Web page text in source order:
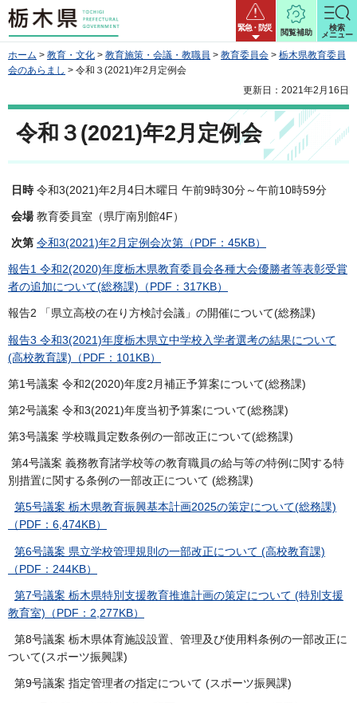
栃木県 緊急・防災
閲覧補助
検索
メニュー
ホーム > 教育・文化 > 教育施策・会議・教職員 > 教育委員会 > 栃木県教育委員
会のあらまし > 令和３(2021)年2月定例会
更新日：2021年2月16日
令和３(2021)年2月定例会
日時令和3(2021)年2月4日木曜日 午前9時30分～午前10時59分
会場教育委員室（県庁南別館4F）
次第 令和3(2021)年2月定例会次第（PDF：45KB）
報告1 令和2(2020)年度栃木県教育委員会各種大会優勝者等表彰受賞
者の追加について(総務課)（PDF：317KB）
報告2 「県立高校の在り方検討会議」の開催について(総務課)
報告3 令和3(2021)年度栃木県立中学校入学者選考の結果について
(高校教育課)（PDF：101KB）
第1号議案 令和2(2020)年度2月補正予算案について(総務課)
第2号議案 令和3(2021)年度当初予算案について(総務課)
第3号議案 学校職員定数条例の一部改正について(総務課)
第4号議案 義務教育諸学校等の教育職員の給与等の特例に関する特
別措置に関する条例の一部改正について (総務課)
第5号議案 栃木県教育振興基本計画2025の策定について(総務課)
（PDF：6,474KB）
第6号議案 県立学校管理規則の一部改正について (高校教育課)
（PDF：244KB）
第7号議案 栃木県特別支援教育推進計画の策定について (特別支援
教育室)（PDF：2,277KB）
第8号議案 栃木県体育施設設置、管理及び使用料条例の一部改正に
ついて(スポーツ振興課)
第9号議案 指定管理者の指定について (スポーツ振興課)